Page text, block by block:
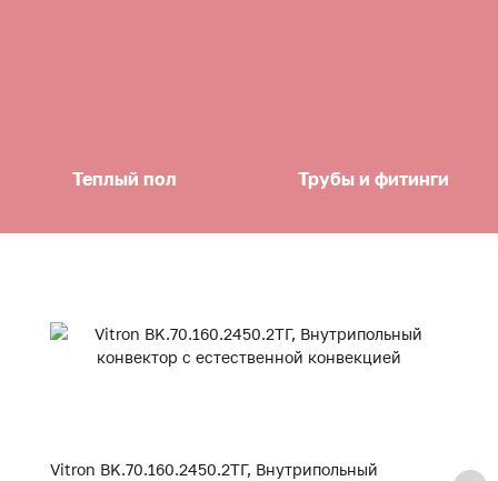
Теплый пол Трубы и фитинги
Vitron BK.70.160.2450.2ТГ, Внутрипольный